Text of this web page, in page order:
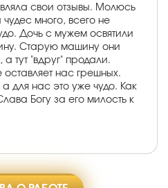
свои отзывы. Молюсь
много, всего не
Дочь с мужем освятили
Старую машину они
а тут "вдруг" продали.
нас грешных.
а для нас это уже чудо. Как
Богу за его милость к